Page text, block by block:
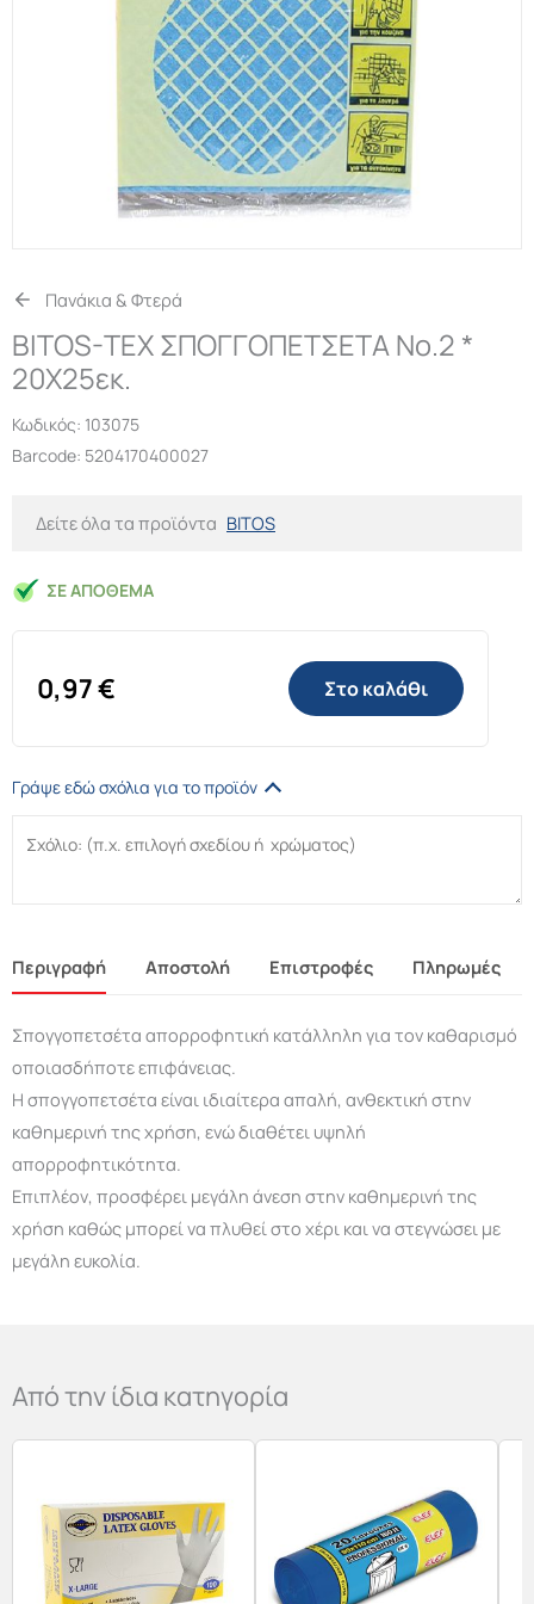
Πανάκια & Φτερά
BITOS-TEX ΣΠΟΓΓΟΠΕΤΣΕΤΑ No.2 *
20Χ25εκ.
Κωδικός: 103075
Barcode: 5204170400027
Δείτε όλα τα προϊόντα BITOS
ΣΕ ΑΠΌΘΕΜΑ
0,97€ Στο καλάθι
Γράψε εδώ σχόλια για το προϊόν
Περιγραφή Αποστολή Επιστροφές Πληρωμές
Σπογγοπετσέτα απορροφητική κατάλληλη για τον καθαρισμό
οποιασδήποτε επιφάνειας.
Η σπογγοπετσέτα είναι ιδιαίτερα απαλή, ανθεκτική στην
καθημερινή της χρήση, ενώ διαθέτει υψηλή
απορροφητικότητα.
Επιπλέον, προσφέρει μεγάλη άνεση στην καθημερινή της
χρήση καθώς μπορεί να πλυθεί στο χέρι και να στεγνώσει με
μεγάλη ευκολία.
Από την ίδια κατηγορία